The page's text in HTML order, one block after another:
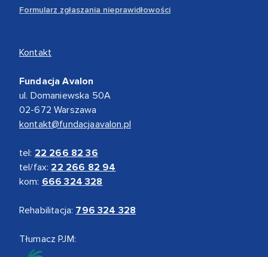
Formularz zgłaszania nieprawidłowości
Kontakt
Fundacja Avalon
ul. Domaniewska 50A
02-672 Warszawa
kontakt@fundacjaavalon.pl
tel: 22 266 82 36
tel/fax: 22 266 82 94
kom: 666 324 328
Rehabilitacja: 796 324 328
Tłumacz PJM: